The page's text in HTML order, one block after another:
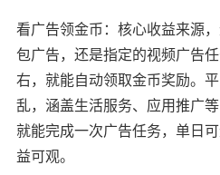
看广告领金币：核心收益来源
包广告，还是指定的视频广告
右，就能自动领取金币奖励。
乱，涵盖生活服务、应用推广
就能完成一次广告任务，单日
益可观。